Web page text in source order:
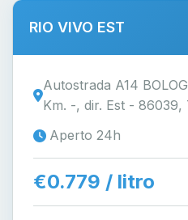
RIO VIVO EST
Autostrada A14
Km. -, dir. Est - 86039,
Aperto 24h
€0.779 / litro